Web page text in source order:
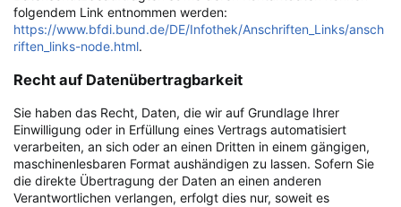
folgendem Link entnommen werden:
https://www.bfdi.bund.de/DE/Infothek/Anschriften_Links/ansch
riften_links-node.html.
Recht auf Datenübertragbarkeit
Sie haben das Recht, Daten, die wir auf Grundlage Ihrer
Einwilligung oder in Erfüllung eines Vertrags automatisiert
verarbeiten, an sich oder an einen Dritten in einem gängigen,
maschinenlesbaren Format aushändigen zu lassen. Sofern Sie
die direkte Übertragung der Daten an einen anderen
Verantwortlichen verlangen, erfolgt dies nur, soweit es